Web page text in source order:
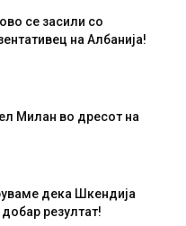
се засили со
на Албанија!
Милан во дресот на
дека Шкендија
резултат!